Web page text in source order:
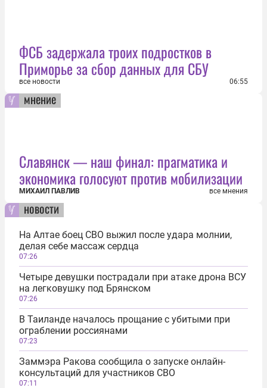
ФСБ задержала троих подростков в
Приморье за сбор данных для СБУ
все новости 06:55
мнение
Славянск — наш финал: прагматика и
экономика голосуют против мобилизации
МИХАИЛ ПАВЛИВ все мнения
новости
На Алтае боец СВО выжил после удара молнии,
делая себе массаж сердца
07:26
Четыре девушки пострадали при атаке дрона ВСУ
на легковушку под Брянском
07:26
В Таиланде началось прощание с убитыми при
ограблении россиянами
07:23
Заммэра Ракова сообщила о запуске онлайн-
консультаций для участников СВО
07:11